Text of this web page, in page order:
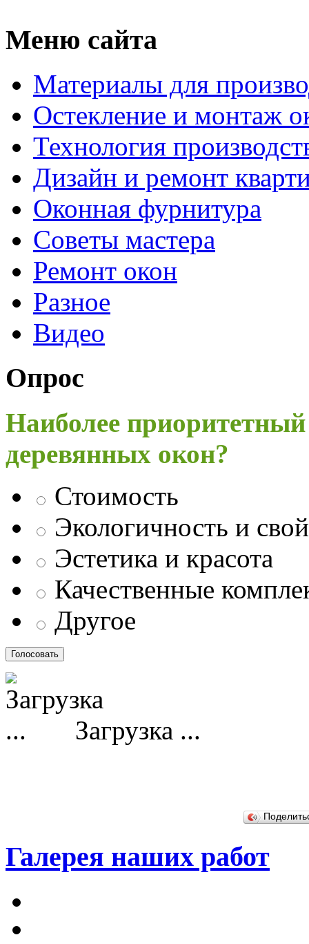
Меню сайта
Материалы для
Остекление и монтаж
Технология
Дизайн и ремонт
Оконная фурнитура
Советы мастера
Ремонт окон
Разное
Видео
Опрос
Наиболее
деревянных окон?
Стоимость
Экологичность и
Эстетика и красота
Качественные
Другое
Загрузка ...
Галерея наших работ